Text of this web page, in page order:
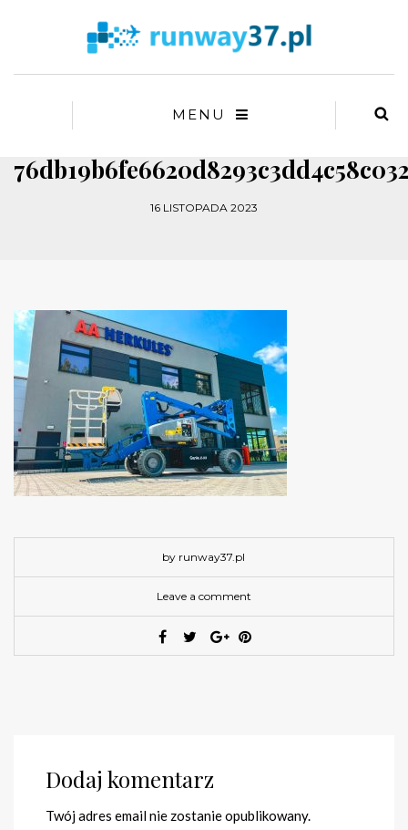
MENU
16 LISTOPADA 2023
by runway37.pl
Leave a comment
Dodaj komentarz
Twój adres email nie zostanie opublikowany.